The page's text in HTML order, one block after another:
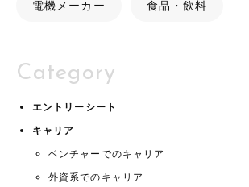
電機メーカー 食品・飲料
Category
エントリーシート
キャリア
ベンチャーでのキャリア
外資系でのキャリア